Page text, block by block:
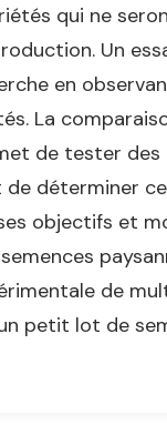
qui ne
Un
en
La
de tester des
déterminer
objectifs et
de
petit lot de